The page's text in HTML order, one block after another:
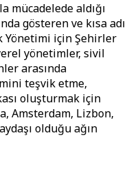
mücadelede aldığı
gösteren ve kısa adı
Yönetimi için Şehirler
yönetimler, sivil
arasında
teşvik etme,
oluşturmak için
Amsterdam, Lizbon,
olduğu ağın